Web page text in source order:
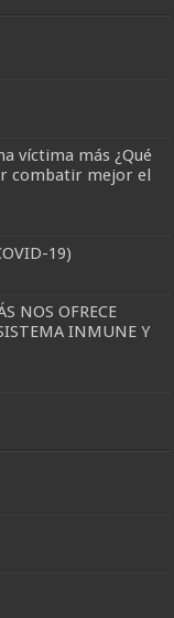
víctima más ¿Qué
combatir mejor el
19)
NOS OFRECE
INMUNE Y